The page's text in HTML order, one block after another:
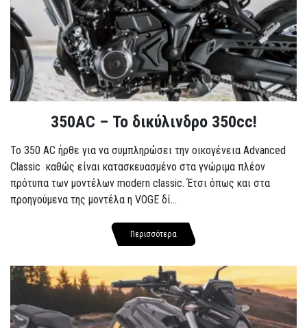
350AC – Το δικύλινδρο 350cc!
To 350 AC ήρθε για να συμπληρώσει την οικογένεια Advanced
Classic καθώς είναι κατασκευασμένο στα γνώριμα πλέον
πρότυπα των μοντέλων modern classic. Έτσι όπως και στα
προηγούμενα της μοντέλα η VOGE δί...
Περισσότερα